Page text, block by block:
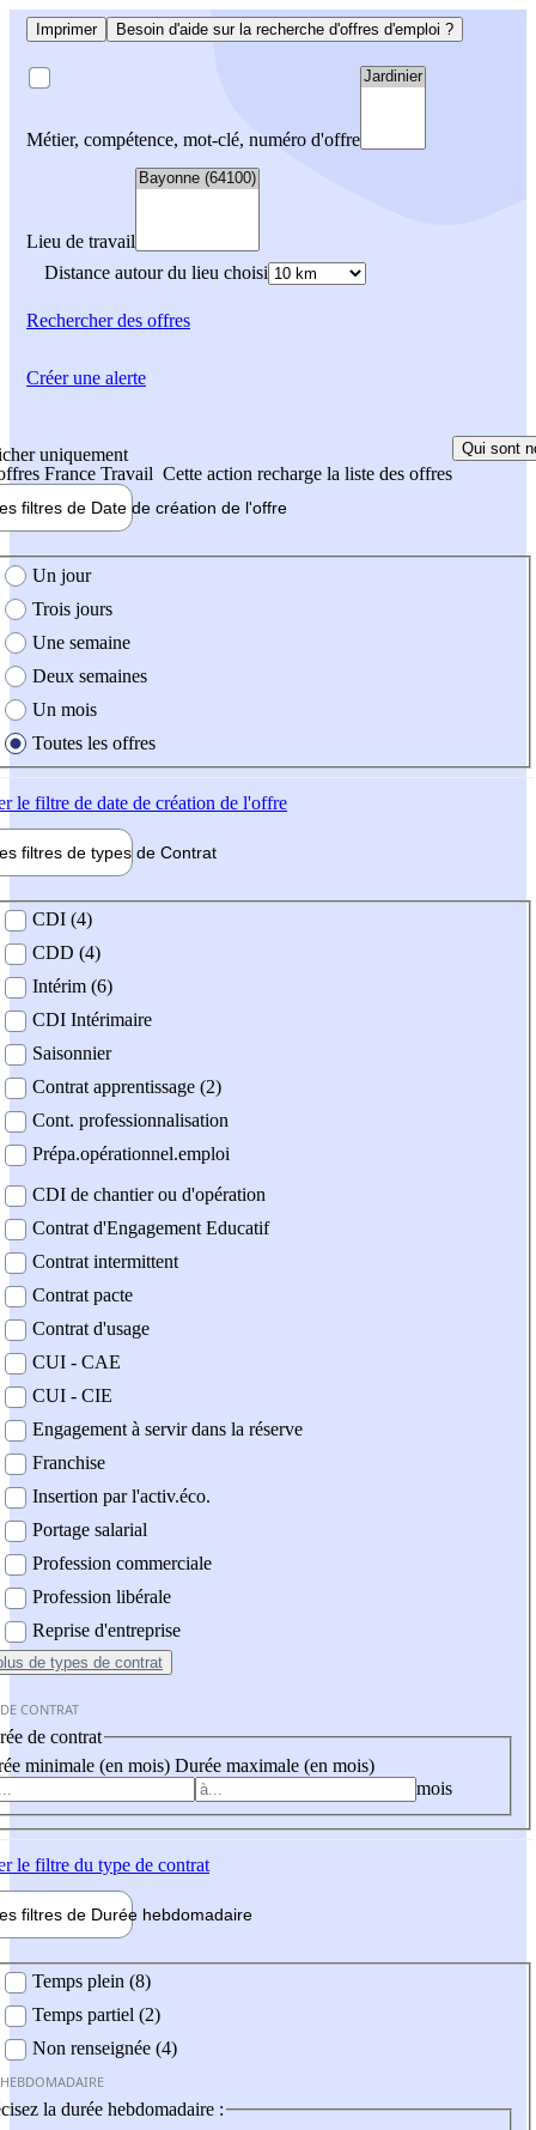
Imprimer Besoin d'aide sur la recherche d'offres d'emploi ?
Métier, compétence, mot-clé, numéro d'offre
Lieu de travail
Distance autour du lieu choisi
Rechercherdes offres
uniquement
France Travail Cette action recharge la liste des offres
Qui sont
filtres de Date de création de l'offre
création de l'offre
Un jour
Trois jours
Une semaine
Deux semaines
Un mois
Toutes les offres
le filtre de date de création de l'offre
filtres de types de Contrat
contrat
CDI (4)
CDD (4)
Intérim (6)
CDI Intérimaire
Saisonnier
Contrat apprentissage (2)
Cont. professionnalisation
Prépa.opérationnel.emploi
CDI de chantier ou d'opération
Contrat d'Engagement Educatif
Contrat intermittent
Contrat pacte
Contrat d'usage
CUI - CAE
CUI - CIE
Engagement à servir dans la réserve
Franchise
Insertion par l'activ.éco.
Portage salarial
Profession commerciale
Profession libérale
Reprise d'entreprise
de types de contrat
CONTRAT
de contrat
minimale (en mois) Durée maximale (en mois)
mois
le filtre du type de contrat
filtres de Durée hebdomadaire
Temps plein (8)
Temps partiel (2)
Non renseignée (4)
la durée hebdomadaire :
Créer une alerte